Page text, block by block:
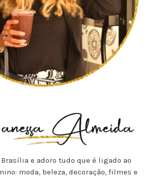
e adoro tudo que é ligado ao
moda, beleza, decoração, filmes e